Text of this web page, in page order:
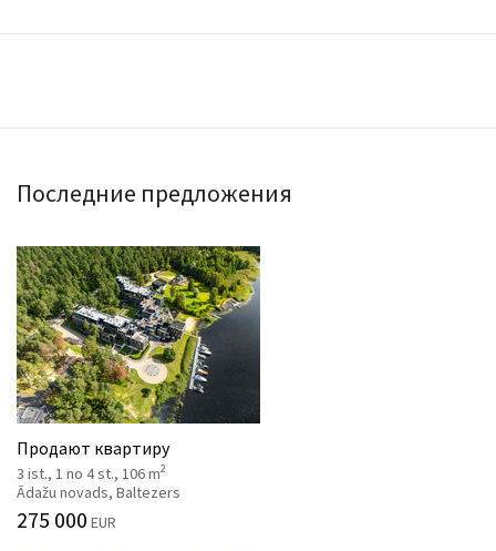
Последние предложения
Продают квартиру
3 ist., 1 no 4 st., 106 m2
Ādažu novads, Baltezers
275 000 EUR